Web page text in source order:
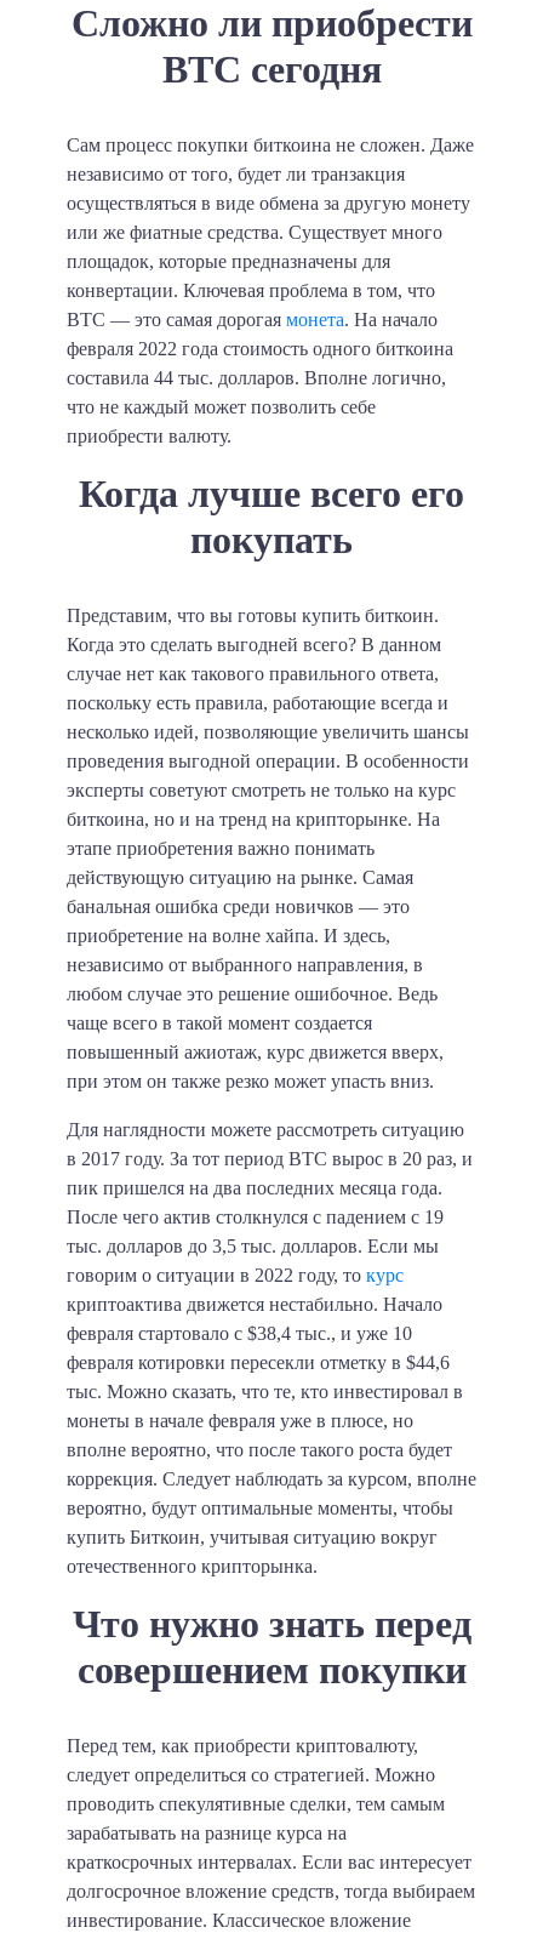
Сложно ли приобрести
BTC сегодня
Сам процесс покупки биткоина не сложен. Даже
независимо от того, будет ли транзакция
осуществляться в виде обмена за другую монету
или же фиатные средства. Существует много
площадок, которые предназначены для
конвертации. Ключевая проблема в том, что
BTC — это самая дорогая монета. На начало
февраля 2022 года стоимость одного биткоина
составила 44 тыс. долларов. Вполне логично,
что не каждый может позволить себе
приобрести валюту.
Когда лучше всего его
покупать
Представим, что вы готовы купить биткоин.
Когда это сделать выгодней всего? В данном
случае нет как такового правильного ответа,
поскольку есть правила, работающие всегда и
несколько идей, позволяющие увеличить шансы
проведения выгодной операции. В особенности
эксперты советуют смотреть не только на курс
биткоина, но и на тренд на крипторынке. На
этапе приобретения важно понимать
действующую ситуацию на рынке. Самая
банальная ошибка среди новичков — это
приобретение на волне хайпа. И здесь,
независимо от выбранного направления, в
любом случае это решение ошибочное. Ведь
чаще всего в такой момент создается
повышенный ажиотаж, курс движется вверх,
при этом он также резко может упасть вниз.
Для наглядности можете рассмотреть ситуацию
в 2017 году. За тот период BTC вырос в 20 раз, и
пик пришелся на два последних месяца года.
После чего актив столкнулся с падением с 19
тыс. долларов до 3,5 тыс. долларов. Если мы
говорим о ситуации в 2022 году, то курс
криптоактива движется нестабильно. Начало
февраля стартовало с $38,4 тыс., и уже 10
февраля котировки пересекли отметку в $44,6
тыс. Можно сказать, что те, кто инвестировал в
монеты в начале февраля уже в плюсе, но
вполне вероятно, что после такого роста будет
коррекция. Следует наблюдать за курсом, вполне
вероятно, будут оптимальные моменты, чтобы
купить Биткоин, учитывая ситуацию вокруг
отечественного крипторынка.
Что нужно знать перед
совершением покупки
Перед тем, как приобрести криптовалюту,
следует определиться со стратегией. Можно
проводить спекулятивные сделки, тем самым
зарабатывать на разнице курса на
краткосрочных интервалах. Если вас интересует
долгосрочное вложение средств, тогда выбираем
инвестирование. Классическое вложение